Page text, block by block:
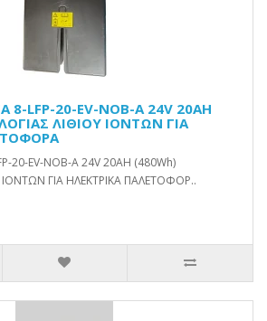
8-LFP-20-EV-NOB-A 24V 20AH
ΛΙΘΙΟΥ ΙΟΝΤΩΝ ΓΙΑ
20-EV-NOB-A 24V 20AH (480Wh)
ΓΙΑ ΗΛΕΚΤΡΙΚΑ ΠΑΛΕΤΟΦΟΡ..